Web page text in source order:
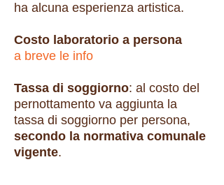
ha alcuna esperienza artistica.
Costo laboratorio a persona
a breve le info
Tassa di soggiorno: al costo del
pernottamento va aggiunta la
tassa di soggiorno per persona,
secondo la normativa comunale
vigente.